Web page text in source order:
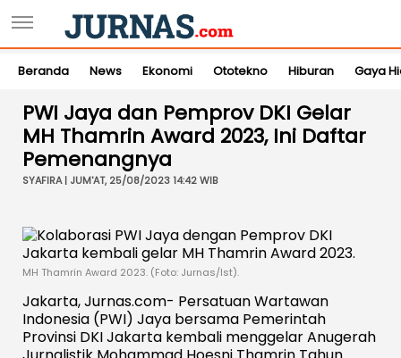
Beranda News Ekonomi Ototekno Hiburan Gaya
PWI Jaya dan Pemprov DKI Gelar
MH Thamrin Award 2023, Ini Daftar
Pemenangnya
SYAFIRA | JUM'AT, 25/08/2023 14:42 WIB
MH Thamrin Award 2023. (Foto: Jurnas/Ist).
Jakarta, Jurnas.com- Persatuan Wartawan
Indonesia (PWI) Jaya bersama Pemerintah
Provinsi DKI Jakarta kembali menggelar Anugerah